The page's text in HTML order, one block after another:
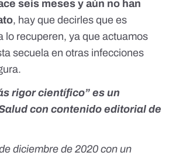
seis meses y aún no han
, hay que decirles que es
lo recuperen, ya que actuamos
secuela en otras infecciones
rigor científico” es un
con contenido editorial de
diciembre de 2020 con un